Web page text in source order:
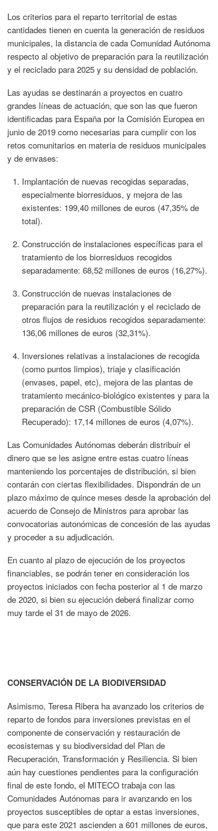
Los criterios para el reparto territorial de estas
cantidades tienen en cuenta la generación de residuos
municipales, la distancia de cada Comunidad Autónoma
respecto al objetivo de preparación para la reutilización
y el reciclado para 2025 y su densidad de población.
Las ayudas se destinarán a proyectos en cuatro
grandes líneas de actuación, que son las que fueron
identificadas para España por la Comisión Europea en
junio de 2019 como necesarias para cumplir con los
retos comunitarios en materia de residuos municipales
y de envases:
Implantación de nuevas recogidas separadas,
especialmente biorresiduos, y mejora de las
existentes: 199,40 millones de euros (47,35% de
total).
Construcción de instalaciones específicas para el
tratamiento de los biorresiduos recogidos
separadamente: 68,52 millones de euros (16,27%).
Construcción de nuevas instalaciones de
preparación para la reutilización y el reciclado de
otros flujos de residuos recogidos separadamente:
136,06 millones de euros (32,31%).
Inversiones relativas a instalaciones de recogida
(como puntos limpios), triaje y clasificación
(envases, papel, etc), mejora de las plantas de
tratamiento mecánico-biológico existentes y para la
preparación de CSR (Combustible Sólido
Recuperado): 17,14 millones de euros (4,07%).
Las Comunidades Autónomas deberán distribuir el
dinero que se les asigne entre estas cuatro líneas
manteniendo los porcentajes de distribución, si bien
contarán con ciertas flexibilidades. Dispondrán de un
plazo máximo de quince meses desde la aprobación del
acuerdo de Consejo de Ministros para aprobar las
convocatorias autonómicas de concesión de las ayudas
y proceder a su adjudicación.
En cuanto al plazo de ejecución de los proyectos
financiables, se podrán tener en consideración los
proyectos iniciados con fecha posterior al 1 de marzo
de 2020, si bien su ejecución deberá finalizar como
muy tarde el 31 de mayo de 2026.
CONSERVACIÓN DE LA BIODIVERSIDAD
Asimismo, Teresa Ribera ha avanzado los criterios de
reparto de fondos para inversiones previstas en el
componente de conservación y restauración de
ecosistemas y su biodiversidad del Plan de
Recuperación, Transformación y Resiliencia. Si bien
aún hay cuestiones pendientes para la configuración
final de este fondo, el MITECO trabaja con las
Comunidades Autónomas para ir avanzando en los
proyectos susceptibles de optar a estas inversiones,
que para este 2021 ascienden a 601 millones de euros,